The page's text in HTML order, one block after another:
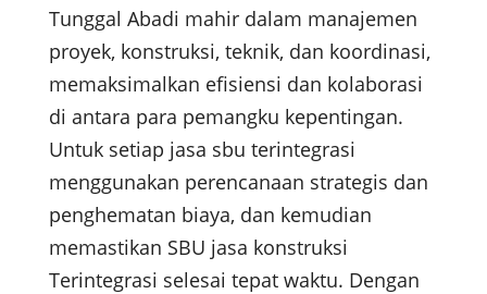
Tunggal Abadi mahir dalam manajemen
proyek, konstruksi, teknik, dan koordinasi,
memaksimalkan efisiensi dan kolaborasi
di antara para pemangku kepentingan.
Untuk setiap jasa sbu terintegrasi
menggunakan perencanaan strategis dan
penghematan biaya, dan kemudian
memastikan SBU jasa konstruksi
Terintegrasi selesai tepat waktu. Dengan